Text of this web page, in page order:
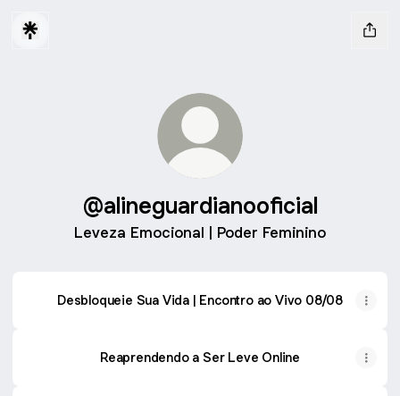
@alineguardianooficial
Leveza Emocional | Poder Feminino
Desbloqueie Sua Vida | Encontro ao Vivo 08/08
Reaprendendo a Ser Leve Online